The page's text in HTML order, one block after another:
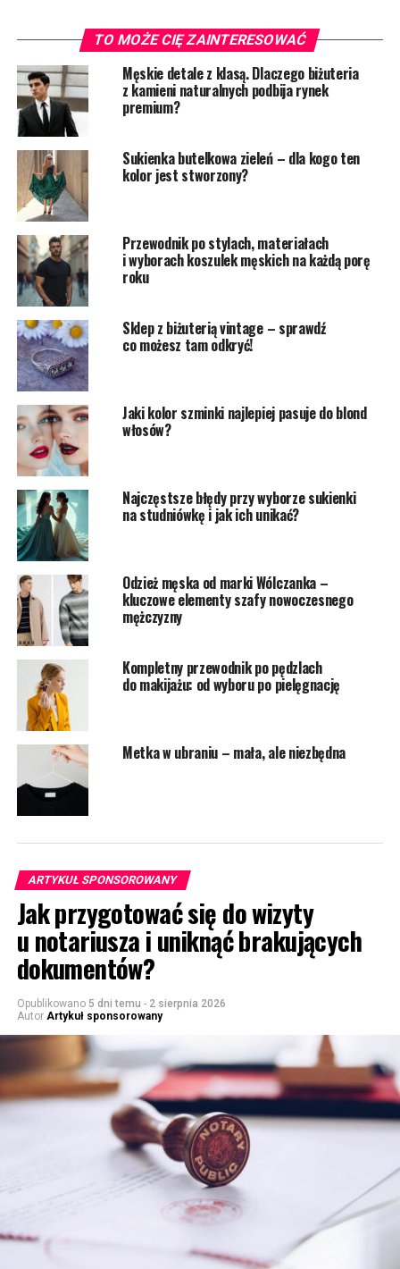
TO MOŻE CIĘ ZAINTERESOWAĆ
Męskie detale z klasą. Dlaczego biżuteria
z kamieni naturalnych podbija rynek
premium?
Sukienka butelkowa zieleń – dla kogo ten
kolor jest stworzony?
Przewodnik po stylach, materiałach
i wyborach koszulek męskich na każdą porę
roku
Sklep z biżuterią vintage – sprawdź
co możesz tam odkryć!
Jaki kolor szminki najlepiej pasuje do blond
włosów?
Najczęstsze błędy przy wyborze sukienki
na studniówkę i jak ich unikać?
Odzież męska od marki Wólczanka –
kluczowe elementy szafy nowoczesnego
mężczyzny
Kompletny przewodnik po pędzlach
do makijażu: od wyboru po pielęgnację
Metka w ubraniu – mała, ale niezbędna
ARTYKUŁ SPONSOROWANY
Jak przygotować się do wizyty
u notariusza i uniknąć brakujących
dokumentów?
Opublikowano 5 dni temu - 2 sierpnia 2026
Autor Artykuł sponsorowany